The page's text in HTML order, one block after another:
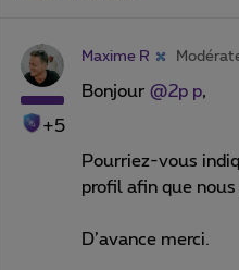
+5
Maxime R
Bonjour @2p p,
Pourriez-vous
profil afin que
D’avance merci.